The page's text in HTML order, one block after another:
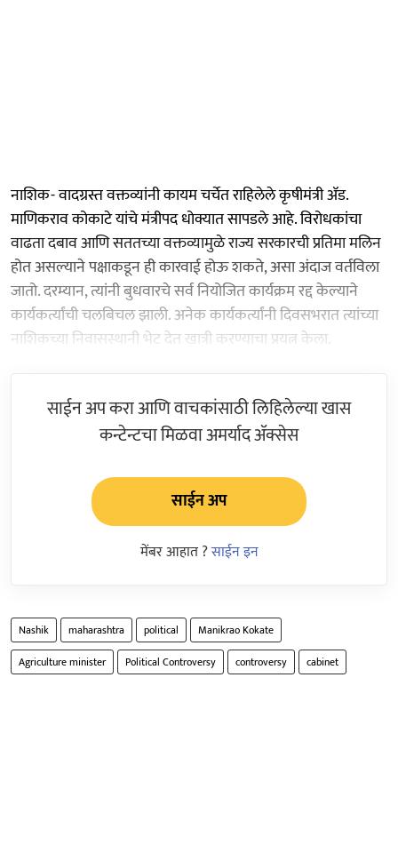
नाशिक- वादग्रस्त वक्तव्यांनी कायम चर्चेत राहिलेले कृषीमंत्री ॲड.
माणिकराव कोकाटे यांचे मंत्रीपद धोक्यात सापडले आहे. विरोधकांचा
वाढता दबाव आणि सततच्या वक्तव्यामुळे राज्य सरकारची प्रतिमा मलिन
होत असल्याने पक्षाकडून ही कारवाई होऊ शकते, असा अंदाज वर्तविला
जातो. दरम्यान, त्यांनी बुधवारचे सर्व नियोजित कार्यक्रम रद्द केल्याने
कार्यकर्त्यांची चलबिचल झाली. अनेक कार्यकर्त्यांनी दिवसभरात त्यांच्या
नाशिकच्या निवासस्थानी भेट देत खात्री करण्याचा प्रयत्न केला.
साईन अप करा आणि वाचकांसाठी लिहिलेल्या खास
कन्टेन्टचा मिळवा अमर्याद ॲक्सेस
साईन अप
मेंबर आहात ?साईन इन
Nashik maharashtra political
Manikrao Kokate
Agriculture minister
Political Controversy controversy cabinet